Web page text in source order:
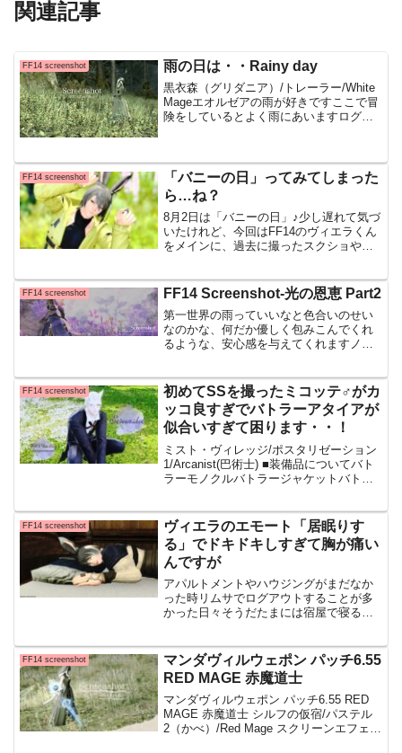
関連記事
FF14 screenshot 雨の日は・・Rainy day
黒衣森（グリダニア）/トレーラー/White
Mageエオルゼアの雨が好きですここで冒
険をしているとよく雨にあいますログイ
雨上がりの澄んだ景色や虹を見つけるこ
とが出来た...
FF14 screenshot
「バニーの日」ってみてしまった
ら…ね？
8月2日は「バニーの日」♪少し遅れて気づ
いたけれど、今回はFF14のヴィエラくん
をメインに、過去に撮ったスクショやミ
が使える の活用やお気に入り装備、小隊
FF14 screenshot FF14 Screenshot-光の恩恵 Part2
第一世界の雨っていいなと色合いのせい
なのかな、何だか優しく包みこんでくれ
るような、安心感を与えてくれますノル
る役割を担っているからでしょうか私が
普段、あ、この風景...
FF14 screenshot
初めてSSを撮ったミコッテ♂がカ
ッコ良すぎでバトラーアタイアが
似合いすぎて困ります・・！
ミスト・ヴィレッジ/ポスタリゼーション
1/Arcanist(巴術士) ■装備品についてバト
ラーモノクルバトラージャケットバトラ
ラーアタイアEX」として1,980円で販
FF14 screenshot
ヴィエラのエモート「居眠りす
る」でドキドキしすぎて胸が痛い
んですが
アパルトメントやハウジングがまだなか
った時リムサでログアウトすることが多
かった日々そうだたまには宿屋で寝るか
り木」です エモート「居眠りをする」 ま
っ！なんですかこ
FF14 screenshot
マンダヴィルウェポン パッチ6.55
RED MAGE 赤魔道士
マンダヴィルウェポン パッチ6.55 RED
MAGE 赤魔道士 シルフの仮宿/パステル
2（かべ）/Red Mage スクリーンエフェク